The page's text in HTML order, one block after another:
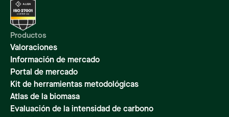
Productos
Valoraciones
Información de mercado
Portal de mercado
Kit de herramientas metodológicas
Atlas de la biomasa
Evaluación de la intensidad de carbono